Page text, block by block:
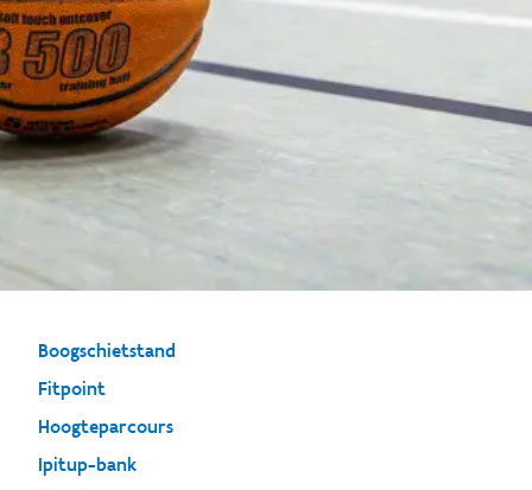
Boogschietstand
Fitpoint
Hoogteparcours
Ipitup-bank